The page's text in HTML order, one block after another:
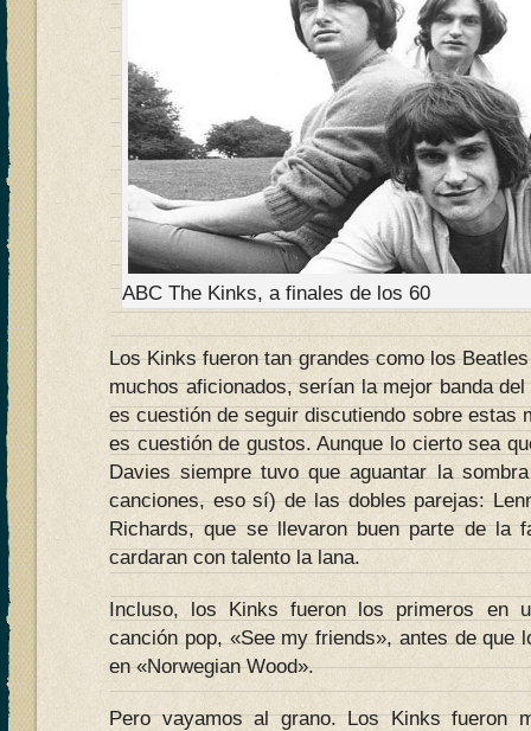
ABC The Kinks, a finales de los 60
Los Kinks fueron tan grandes como los
muchos aficionados, serían la mejor banda
es cuestión de seguir discutiendo sobre estas
es cuestión de gustos. Aunque lo cierto sea
Davies siempre tuvo que aguantar la
canciones, eso sí) de las dobles parejas:
Richards, que se llevaron buen parte de la
cardaran con talento la lana.
Incluso, los Kinks fueron los primeros en
canción pop, «See my friends», antes de que
en «Norwegian Wood».
Pero vayamos al grano. Los Kinks fueron